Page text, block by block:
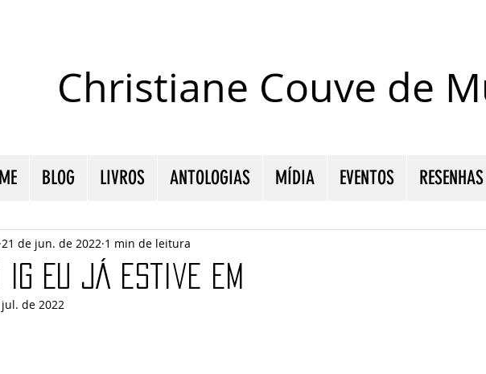
Christiane Couve de
BLOG LIVROS ANTOLOGIAS MÍDIA EVENTOS RESENHAS
IG Eu já estive em
21 de jun. de 2022 1 min de leitura
de 2022